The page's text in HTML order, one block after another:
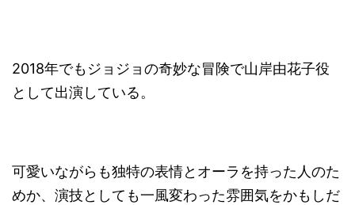
2018年でもジョジョの奇妙な冒険で山岸由花子役
として出演している。
可愛いながらも独特の表情とオーラを持った人のた
めか、演技としても一風変わった雰囲気をかもしだ